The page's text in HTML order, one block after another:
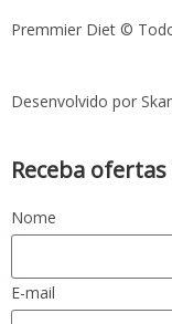
Premmier Diet ©
Desenvolvido por
Receba
Nome
E-mail